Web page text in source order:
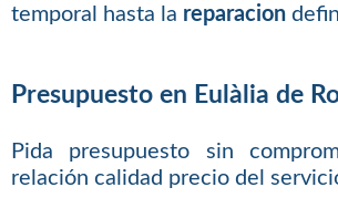
temporal hasta la reparacion
Presupuesto en Eulàlia de
Pida presupuesto sin
relación calidad precio del